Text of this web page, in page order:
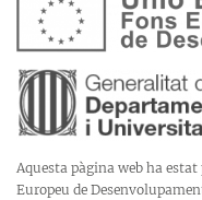
Aquesta pàgina web ha
Europeu de